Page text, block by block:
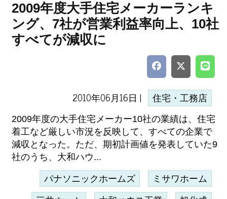
2009年度大手住宅メーカーランキ
ング、7社が営業利益率向上、10社
すべてが減収に
2010年06月16日 | 住宅・工務店
2009年度の大手住宅メーカー10社の業績は、住宅
着工など厳しい市況を反映して、すべての企業で
減収となった。ただ、期初計画値を発表していた9
社のうち、大和ハウ...
パナソニックホームズ ミサワホーム